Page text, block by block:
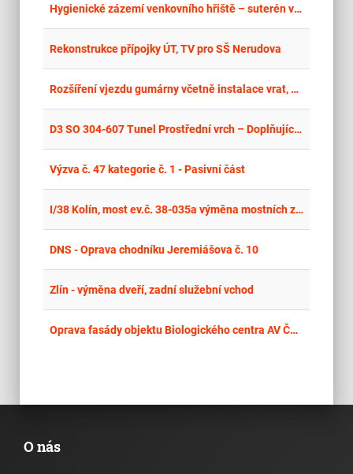
Hygienické zázemí venkovního hřiště – suterén v objektu SO-16 v areálu SSJS Tábor
Rekonstrukce přípojky ÚT, TV pro SŠ Nerudova
Rozšíření vjezdu gumárny včetně instalace vrat, Vršovice II.
D3 SO 304-607 Tunel Prostřední vrch – Doplňující geotechnický průzkum
Výzva č. 47 kategorie č. 1 - Pasivní část
I/38 Kolín, most ev.č. 38-035a výměna mostních závěrů
DNS - Oprava chodníku Jeremiášova č. 10
Zlín - výměna dveří, zadní služební vchod
Oprava fasády objektu Biologického centra AV ČR, v. v. i., v areálu Na Sádkách 702/7, České Budějovice
O nás